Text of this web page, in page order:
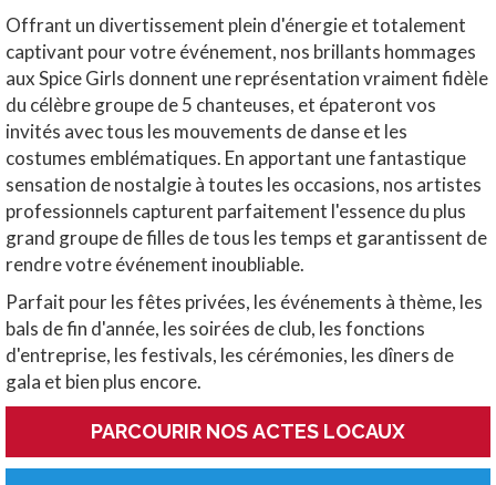
Offrant un divertissement plein d'énergie et totalement
captivant pour votre événement, nos brillants hommages
aux Spice Girls donnent une représentation vraiment fidèle
du célèbre groupe de 5 chanteuses, et épateront vos
invités avec tous les mouvements de danse et les
costumes emblématiques. En apportant une fantastique
sensation de nostalgie à toutes les occasions, nos artistes
professionnels capturent parfaitement l'essence du plus
grand groupe de filles de tous les temps et garantissent de
rendre votre événement inoubliable.
Parfait pour les fêtes privées, les événements à thème, les
bals de fin d'année, les soirées de club, les fonctions
d'entreprise, les festivals, les cérémonies, les dîners de
gala et bien plus encore.
PARCOURIR NOS ACTES LOCAUX